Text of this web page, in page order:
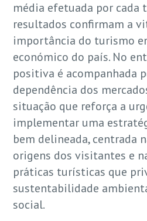
média efetuada por cada
resultados confirmam a
importância do turismo
económico do país. No
positiva é acompanhada
dependência dos
situação que reforça a
implementar uma
bem delineada, centrada
origens dos visitantes e
práticas turísticas que
sustentabilidade
social.